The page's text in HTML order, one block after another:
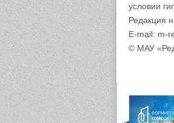
условии
Редакция
E-mail: m-
© МАУ